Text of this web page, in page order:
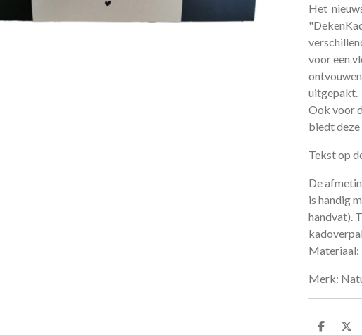
Het
voor een
uitgepakt.
Ook voor
biedt deze
Tekst op
De
is handig
handvat).
Materiaal:
Merk:
D
D